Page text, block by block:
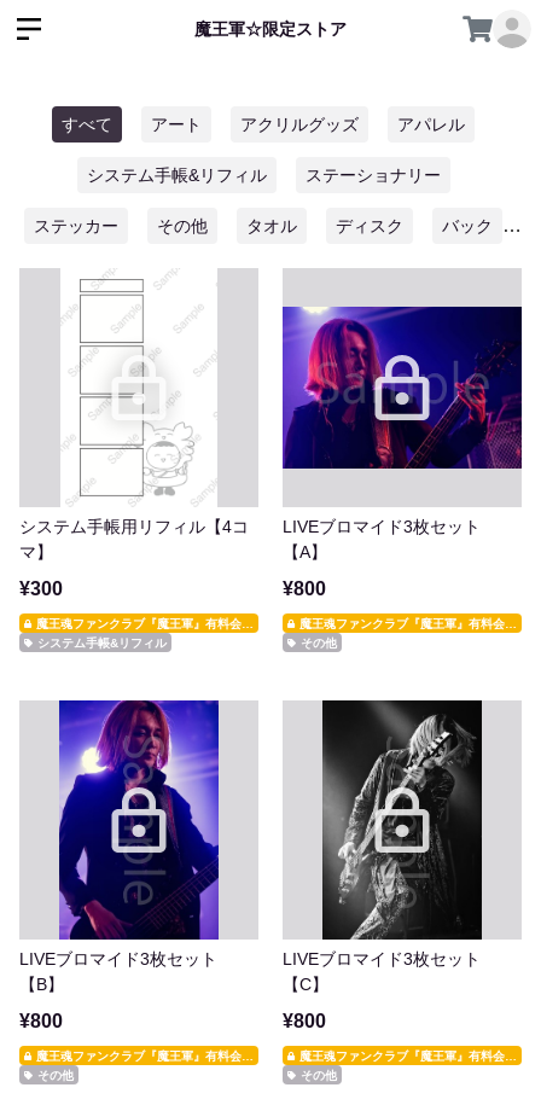
魔王軍☆限定ストア
すべて アート アクリルグッズ アパレル
システム手帳&リフィル ステーショナリー
ステッカー その他 タオル ディスク バック
木製グッズ
システム手帳用リフィル【4コ
マ】
¥300
魔王魂ファンクラブ『魔王軍』有料会員限定
システム手帳&リフィル
LIVEブロマイド3枚セット
【A】
¥800
魔王魂ファンクラブ『魔王軍』有料会員限定
その他
LIVEブロマイド3枚セット
【B】
¥800
魔王魂ファンクラブ『魔王軍』有料会員限定
その他
LIVEブロマイド3枚セット
【C】
¥800
魔王魂ファンクラブ『魔王軍』有料会員限定
その他